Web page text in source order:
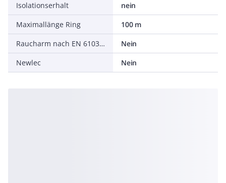
Isolationserhalt
nein
Maximallänge Ring
100 m
Raucharm nach EN 61034-2
Nein
Newlec
Nein